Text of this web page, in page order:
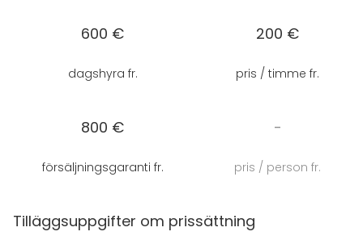
600 €
dagshyra fr.
200 €
pris / timme fr.
800 €
försäljningsgaranti fr.
-
pris / person fr.
Tilläggsuppgifter om prissättning